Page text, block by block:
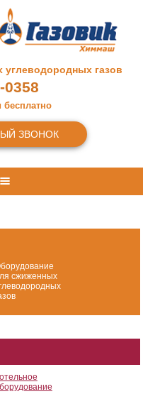
углеводородных газов
0358
ЗВОНОК
сжиженных